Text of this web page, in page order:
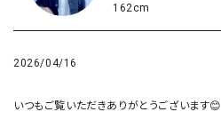
162cm
2026/04/16
いつもご覧いただきありがとうございます😊